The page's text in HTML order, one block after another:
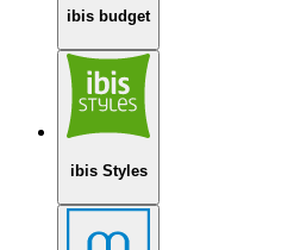
ibis budget
ibis Styles